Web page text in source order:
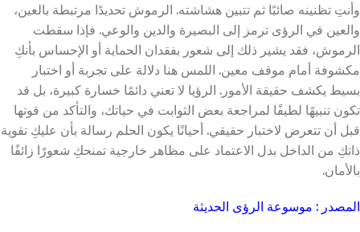
وأنتِ تظنينه صائبًا ثم تتبين هشاشته. الرموش تحديدًا مرتبطة بالعين،
والعين في الرؤى ترمز إلى البصيرة والدين والوعي. فإذا سقطت
الرموش، فقد يشير ذلك إلى شعور بفقدان الحماية أو الإحساس بأنكِ
مكشوفة أمام موقف معين. اللمس هنا دلالة على تجربة أو اختبار
بسيط يكشف حقيقة الأمور. الرؤيا لا تعني دائمًا خسارة كبيرة، بل قد
تكون تنبيهًا لطيفًا لمراجعة بعض الثوابت في حياتك، والتأكد من قوتها
قبل أن تتعرض لاختبار حقيقي. أحيانًا يكون الحلم رسالة بأن عليكِ تقوية
ذاتكِ من الداخل بدل الاعتماد على مظاهر خارجية تمنحكِ شعورًا زائفًا
بالأمان.
المصدر : موسوعة الرؤى الحديثة